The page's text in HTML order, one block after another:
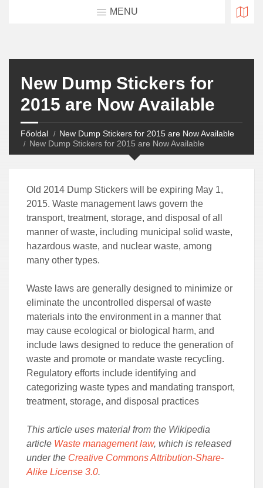
MENU
New Dump Stickers for
2015 are Now Available
Főoldal
New Dump Stickers for 2015 are Now Available
New Dump Stickers for 2015 are Now Available
Old 2014 Dump Stickers will be expiring May 1,
2015. Waste management laws govern the
transport, treatment, storage, and disposal of all
manner of waste, including municipal solid waste,
hazardous waste, and nuclear waste, among
many other types.
Waste laws are generally designed to minimize or
eliminate the uncontrolled dispersal of waste
materials into the environment in a manner that
may cause ecological or biological harm, and
include laws designed to reduce the generation of
waste and promote or mandate waste recycling.
Regulatory efforts include identifying and
categorizing waste types and mandating transport,
treatment, storage, and disposal practices
This article uses material from the Wikipedia
article Waste management law, which is released
under the Creative Commons Attribution-Share-
Alike License 3.0.